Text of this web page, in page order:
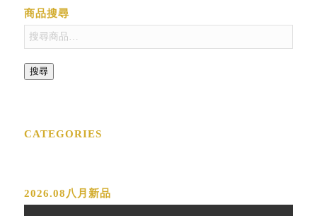
商品搜尋
搜尋
CATEGORIES
2026.08八月新品